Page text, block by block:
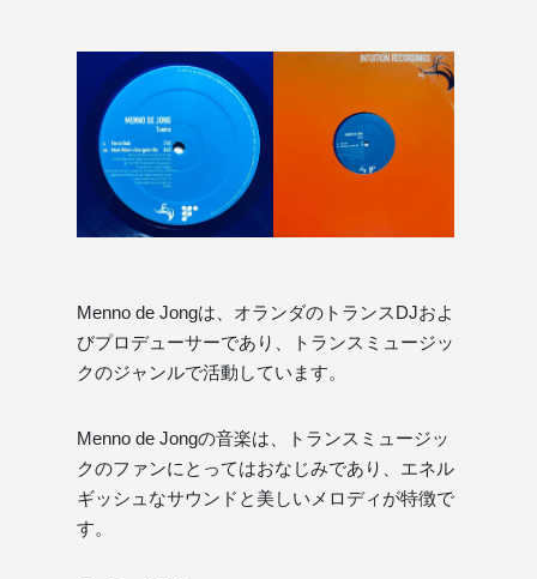
Menno de Jongは、オランダのトランスDJおよ
びプロデューサーであり、トランスミュージッ
クのジャンルで活動しています。
Menno de Jongの音楽は、トランスミュージッ
クのファンにとってはおなじみであり、エネル
ギッシュなサウンドと美しいメロディが特徴で
す。